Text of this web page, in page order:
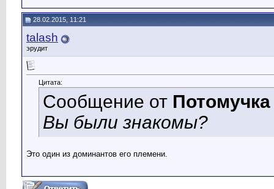
28.02.2015, 11:21
talash
эрудит
Цитата:
Сообщение от Потомучка
Вы были знакомы?
Это один из доминантов его племени.